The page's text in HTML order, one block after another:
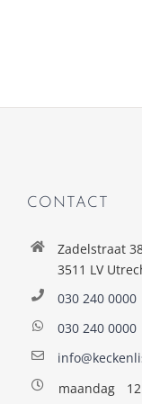
CONTACT
Zadelstraat
3511 LV
030 240 0000
030 240 0000
maandag